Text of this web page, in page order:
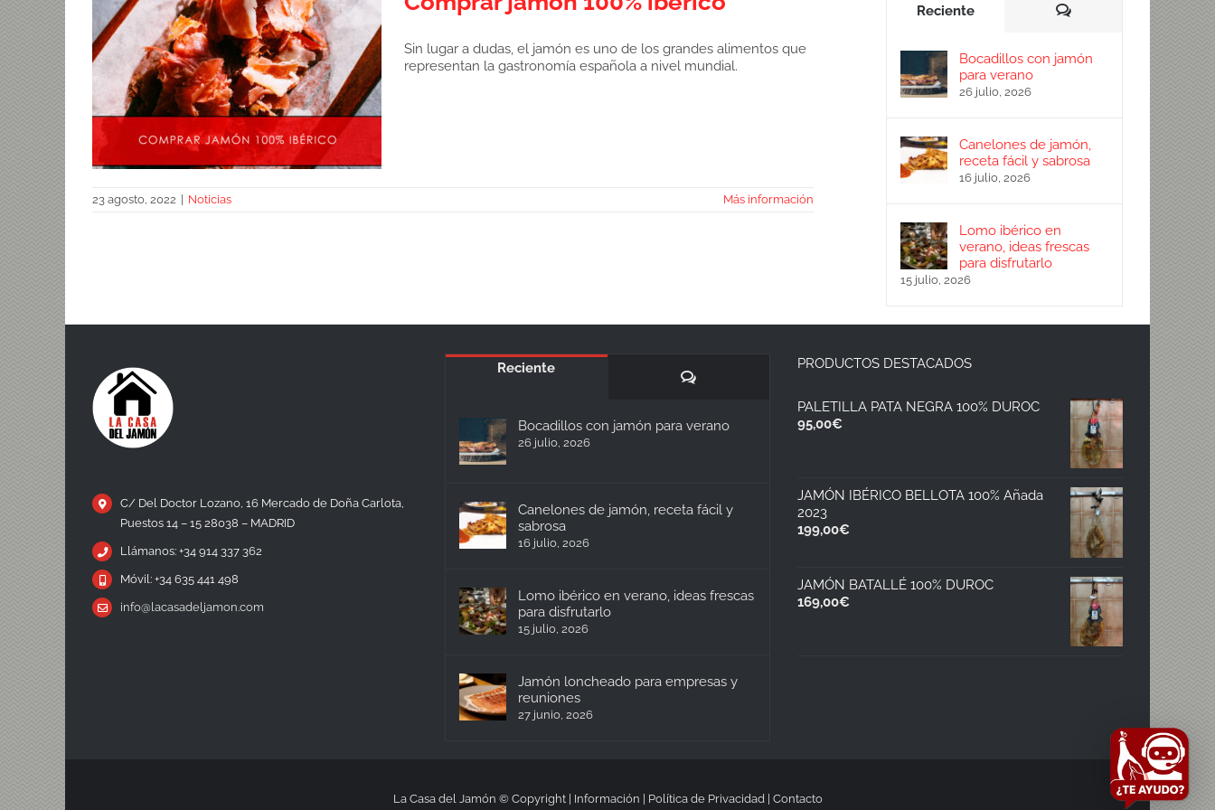
Sin lugar a dudas, el jamón es uno de los grandes alimentos que
representan la gastronomía española a nivel mundial.
23 agosto, 2022 Noticias Más información
Reciente Comentarios
Bocadillos con jamón
para verano
26 julio, 2026
Canelones de jamón,
receta fácil y sabrosa
16 julio, 2026
Lomo ibérico en
verano, ideas frescas
para disfrutarlo
15 julio, 2026
C/ Del Doctor Lozano, 16 Mercado de Doña Carlota,
Puestos 14 – 15 28038 – MADRID
Llámanos: +34 914 337 362
Móvil: +34 635 441 498
info@lacasadeljamon.com
Reciente
Comentarios
Bocadillos con jamón para verano
26 julio, 2026
Canelones de jamón, receta fácil y
sabrosa
16 julio, 2026
Lomo ibérico en verano, ideas frescas
para disfrutarlo
15 julio, 2026
Jamón loncheado para empresas y
reuniones
27 junio, 2026
PRODUCTOS DESTACADOS
PALETILLA PATA NEGRA 100% DUROC
95,00€
JAMÓN IBÉRICO BELLOTA 100% Añada
2023
199,00€
JAMÓN BATALLÉ 100% DUROC
169,00€
La Casa del Jamón © Copyright | Información Política de Privacidad| Contacto